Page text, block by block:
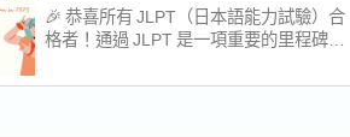
🎉 恭喜所有 JLPT（日本語能力試驗）合
格者！通過 JLPT 是一項重要的里程碑，
日本貿易往來密切，文化交流頻繁，是雙